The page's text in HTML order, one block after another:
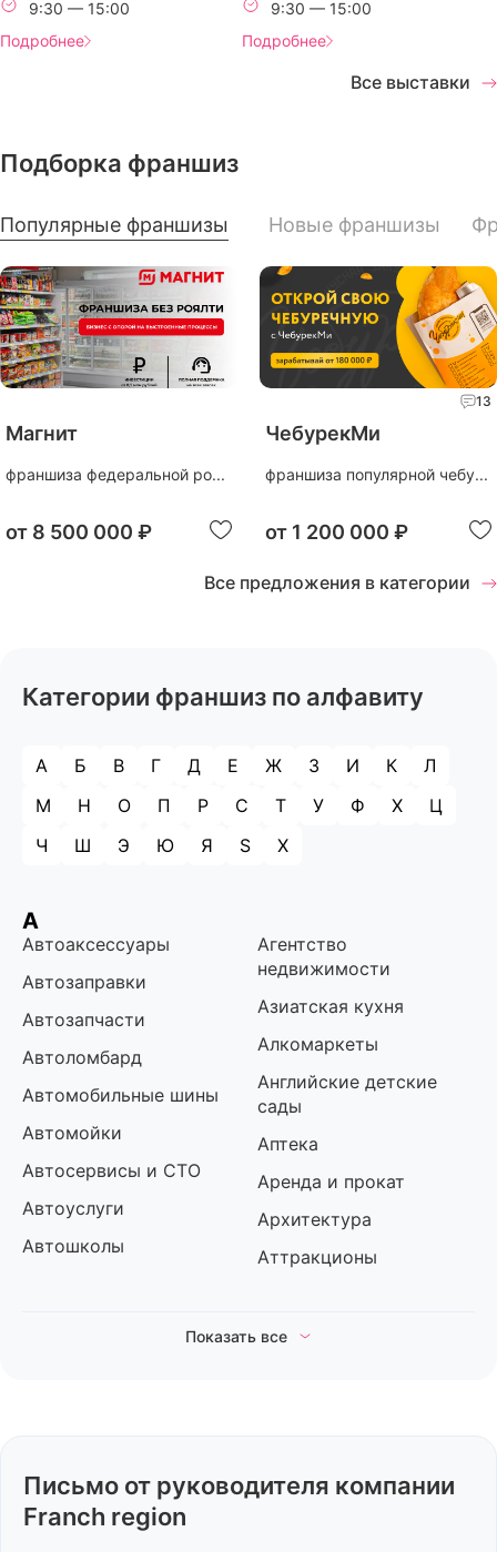
9:30 — 15:00
Подробнее
9:30 — 15:00
Подробнее
Все выставки
Подборка франшиз
Популярные франшизы Новые франшизы
Магнит
франшиза федеральной ро...
от 8 500 000 ₽
13
ЧебурекМи
франшиза популярной чебу...
от 1 200 000 ₽
Все предложения в категории
Категории франшиз по алфавиту
А Б В Г Д Е Ж З И К
Л
М
Н О П Р С Т У Ф Х
Ц
Ч
Ш Э Ю Я S X
А
Автоаксессуары
Автозаправки
Автозапчасти
Автоломбард
Автомобильные шины
Автомойки
Автосервисы и СТО
Автоуслуги
Автошколы
Агентство
недвижимости
Азиатская кухня
Алкомаркеты
Английские детские
сады
Аптека
Аренда и прокат
Архитектура
Аттракционы
Бижутерия и
аксессуары
Бытовая химия
Показать все
Письмо от руководителя компании
Franch region